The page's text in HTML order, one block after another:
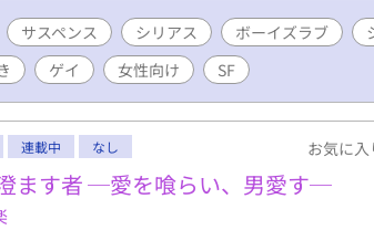
なところから始まります。話と
め、こちらのお話単品でもお楽
す。 ※一部本編中で回収されな
ゲームはこちら BL男子の日常
ノベルゲームコレクション
https://novelgame.jp/games/
現 https://freegame-
mugen.jp/adventure/
サスペンス シリアス ボーイズラブ
ゲイ 女性向け SF
連載中 なし お気に入
ます者 ─愛を喰らい、男愛す─